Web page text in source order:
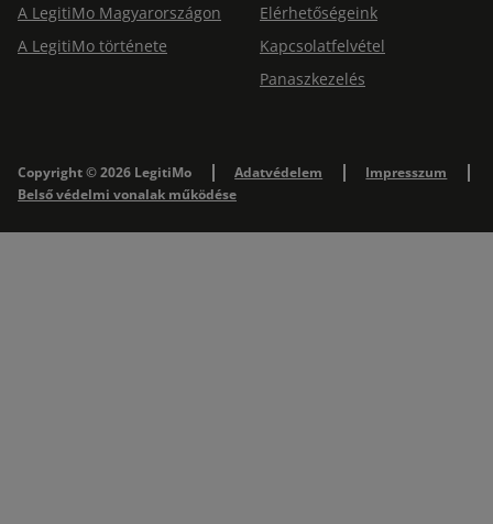
A LegitiMo Magyarországon
A LegitiMo története
Elérhetőségeink
Kapcsolatfelvétel
Panaszkezelés
Copyright © 2026 LegitiMo Adatvédelem
Impresszum
Belső védelmi vonalak működése